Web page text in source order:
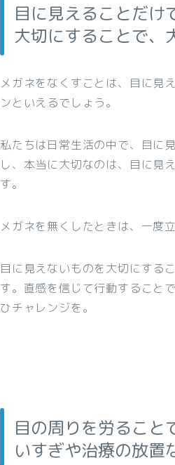
目に見えることだけ
大切にすることで、
メガネをなくすことは、目に見
ンといえるでしょう。
私たちは日常生活の中で、目に
し、本当に大切なのは、目に見
す。
メガネを無くしたときは、一度
目に見えないものを大切にする
す。直感を信じて行動すること
ひチャレンジを。
目の周りを労ること
いすぎや治療の放置